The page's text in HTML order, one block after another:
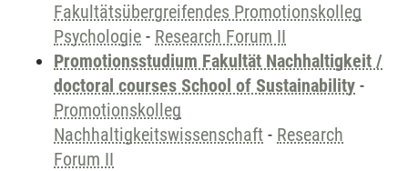
Fakultätsübergreifendes Promotionskolleg
Psychologie - Research Forum II
Promotionsstudium Fakultät Nachhaltigkeit /
doctoral courses School of Sustainability -
Promotionskolleg
Nachhaltigkeitswissenschaft - Research
Forum II